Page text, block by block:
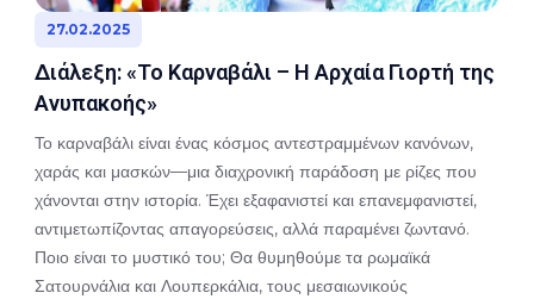
27.02.2025
Διάλεξη: «Το Καρναβάλι – Η Αρχαία Γιορτή της
Ανυπακοής»
Το καρναβάλι είναι ένας κόσμος αντεστραμμένων κανόνων,
χαράς και μασκών—μια διαχρονική παράδοση με ρίζες που
χάνονται στην ιστορία. Έχει εξαφανιστεί και επανεμφανιστεί,
αντιμετωπίζοντας απαγορεύσεις, αλλά παραμένει ζωντανό.
Ποιο είναι το μυστικό του; Θα θυμηθούμε τα ρωμαϊκά
Σατουρνάλια και Λουπερκάλια, τους μεσαιωνικούς